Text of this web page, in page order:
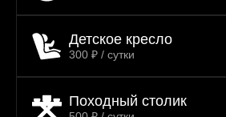
Детское кресло
300 ₽ / сутки
Походный столик